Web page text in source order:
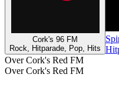
Cork's 96 FM
Rock, Hitparade, Pop, Hits
Over Cork's Red FM
Over Cork's Red FM